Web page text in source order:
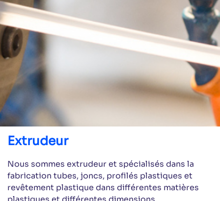
Extrudeur
Nous sommes extrudeur et spécialisés dans la
fabrication tubes, joncs, profilés plastiques et
revêtement plastique dans différentes matières